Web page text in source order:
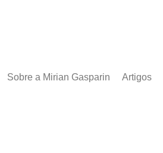
Sobre a Mirian Gasparin Artigos